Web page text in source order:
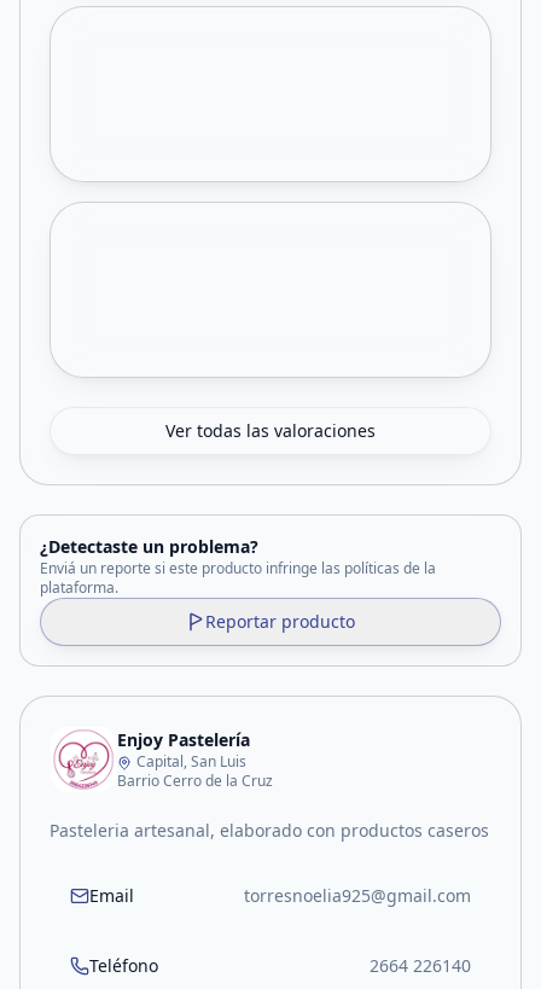
Ver todas las valoraciones
¿Detectaste un problema?
Enviá un reporte si este producto infringe las políticas de la
plataforma.
Reportar producto
Enjoy Pastelería
Capital, San Luis
Barrio Cerro de la Cruz
Pasteleria artesanal, elaborado con productos caseros
Email torresnoelia925@gmail.com
Teléfono 2664 226140